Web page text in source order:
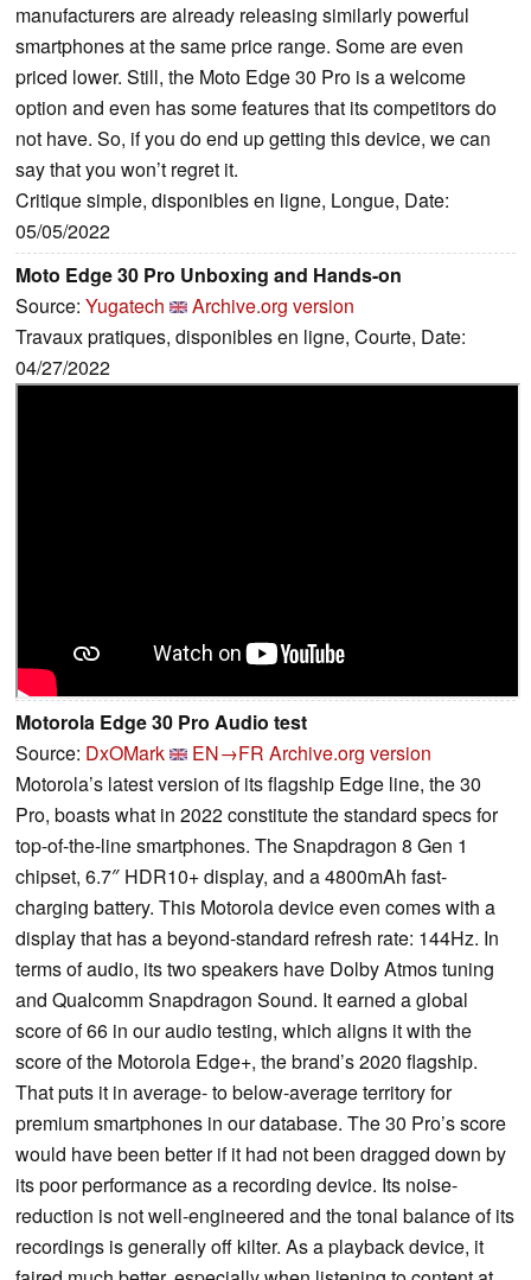
manufacturers are already releasing similarly powerful
smartphones at the same price range. Some are even
priced lower. Still, the Moto Edge 30 Pro is a welcome
option and even has some features that its competitors do
not have. So, if you do end up getting this device, we can
say that you won’t regret it.
Critique simple, disponibles en ligne, Longue, Date:
05/05/2022
Moto Edge 30 Pro Unboxing and Hands-on
Source: Yugatech
Archive.org version
Travaux pratiques, disponibles en ligne, Courte, Date:
04/27/2022
Motorola Edge 30 Pro Audio test
Source: DxOMark EN→FR Archive.org version
Motorola’s latest version of its flagship Edge line, the 30
Pro, boasts what in 2022 constitute the standard specs for
top-of-the-line smartphones. The Snapdragon 8 Gen 1
chipset, 6.7″ HDR10+ display, and a 4800mAh fast-
charging battery. This Motorola device even comes with a
display that has a beyond-standard refresh rate: 144Hz. In
terms of audio, its two speakers have Dolby Atmos tuning
and Qualcomm Snapdragon Sound. It earned a global
score of 66 in our audio testing, which aligns it with the
score of the Motorola Edge+, the brand’s 2020 flagship.
That puts it in average- to below-average territory for
premium smartphones in our database. The 30 Pro’s score
would have been better if it had not been dragged down by
its poor performance as a recording device. Its noise-
reduction is not well-engineered and the tonal balance of its
recordings is generally off kilter. As a playback device, it